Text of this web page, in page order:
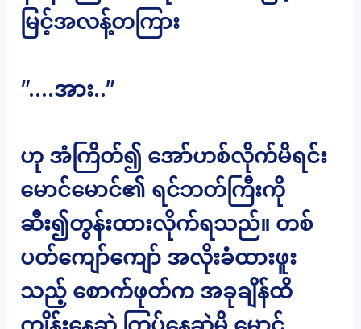
မြင့်အလန့်တကြား
”….အား..”
ဟု အံကြိတ်၍ အော်ဟစ်လိုက်မိရင်း
မောင်မောင်၏ ရင်ဘတ်ကြီးကို
ဆီး၍တွန်းထားလိုက်ရသည်။ တစ်
ပတ်ကျော်ကျော် အလိုးခံထားဖူး
သည့် စောက်ဖုတ်က အခုချိန်ထိ